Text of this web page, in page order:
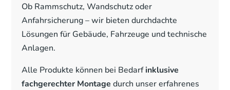
Ob Rammschutz, Wandschutz oder
Anfahrsicherung – wir bieten durchdachte
Lösungen für Gebäude, Fahrzeuge und technische
Anlagen.
Alle Produkte können bei Bedarfinklusive
fachgerechter Montage durch unser erfahrenes